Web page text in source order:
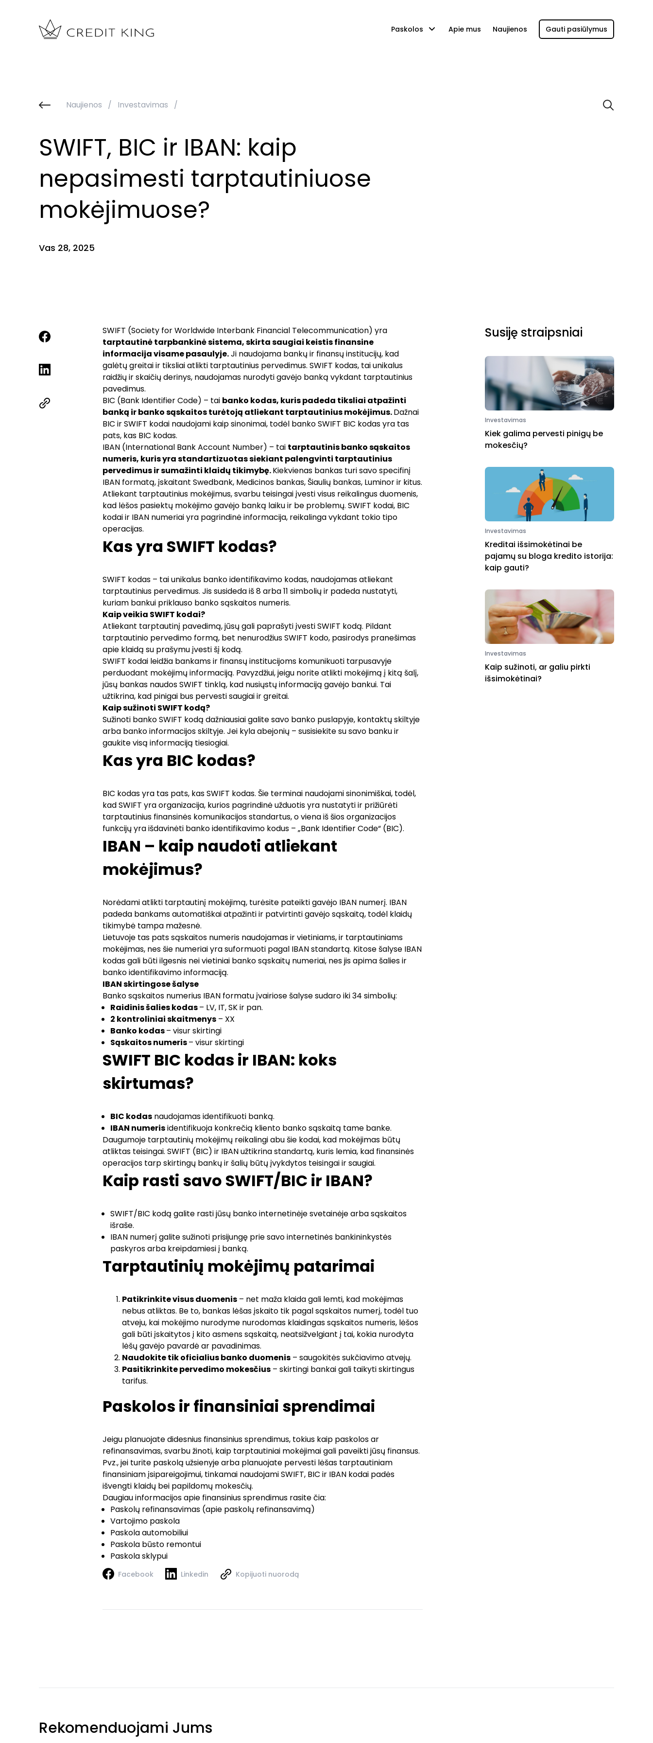
Paskolos Apie mus Naujienos Gauti pasiūlymus
Naujienos / Investavimas /
SWIFT, BIC ir IBAN: kaip
nepasimesti tarptautiniuose
mokėjimuose?
Vas 28, 2025
SWIFT (Society for Worldwide Interbank Financial Telecommunication) yra
tarptautinė tarpbankinė sistema, skirta saugiai keistis finansine
informacija visame pasaulyje.Ji naudojama bankų ir finansų institucijų, kad
galėtų greitai ir tiksliai atlikti tarptautinius pervedimus. SWIFT kodas, tai unikalus
raidžių ir skaičių derinys, naudojamas nurodyti gavėjo banką vykdant tarptautinius
pavedimus.
BIC (Bank Identifier Code) – tai banko kodas, kuris padeda tiksliai atpažinti
banką ir banko sąskaitos turėtoją atliekant tarptautinius mokėjimus.Dažnai
BIC ir SWIFT kodai naudojami kaip sinonimai, todėl banko SWIFT BIC kodas yra tas
pats, kas BIC kodas.
IBAN (International Bank Account Number) – tai tarptautinis banko sąskaitos
numeris, kuris yra standartizuotas siekiant palengvinti tarptautinius
pervedimus ir sumažinti klaidų tikimybę.Kiekvienas bankas turi savo specifinį
IBAN formatą, įskaitant Swedbank, Medicinos bankas, Šiaulių bankas, Luminor ir kitus.
Atliekant tarptautinius mokėjimus, svarbu teisingai įvesti visus reikalingus duomenis,
kad lėšos pasiektų mokėjimo gavėjo banką laiku ir be problemų. SWIFT kodai, BIC
kodai ir IBAN numeriai yra pagrindinė informacija, reikalinga vykdant tokio tipo
operacijas.
Kas yra SWIFT kodas?
SWIFT kodas – tai unikalus banko identifikavimo kodas, naudojamas atliekant
tarptautinius pervedimus. Jis susideda iš 8 arba 11 simbolių ir padeda nustatyti,
kuriam bankui priklauso banko sąskaitos numeris.
Kaip veikia SWIFT kodai?
Atliekant tarptautinį pavedimą, jūsų gali paprašyti įvesti SWIFT kodą. Pildant
tarptautinio pervedimo formą, bet nenurodžius SWIFT kodo, pasirodys pranešimas
apie klaidą su prašymu įvesti šį kodą.
SWIFT kodai leidžia bankams ir finansų institucijoms komunikuoti tarpusavyje
perduodant mokėjimų informaciją. Pavyzdžiui, jeigu norite atlikti mokėjimą į kitą šalį,
jūsų bankas naudos SWIFT tinklą, kad nusiųstų informaciją gavėjo bankui. Tai
užtikrina, kad pinigai bus pervesti saugiai ir greitai.
Kaip sužinoti SWIFT kodą?
Sužinoti banko SWIFT kodą dažniausiai galite savo banko puslapyje, kontaktų skiltyje
arba banko informacijos skiltyje. Jei kyla abejonių – susisiekite su savo banku ir
gaukite visą informaciją tiesiogiai.
Kas yra BIC kodas?
BIC kodas yra tas pats, kas SWIFT kodas. Šie terminai naudojami sinonimiškai, todėl,
kad SWIFT yra organizacija, kurios pagrindinė užduotis yra nustatyti ir prižiūrėti
tarptautinius finansinės komunikacijos standartus, o viena iš šios organizacijos
funkcijų yra išdavinėti banko identifikavimo kodus – „Bank Identifier Code“ (BIC).
IBAN – kaip naudoti atliekant
mokėjimus?
Norėdami atlikti tarptautinį mokėjimą, turėsite pateikti gavėjo IBAN numerį. IBAN
padeda bankams automatiškai atpažinti ir patvirtinti gavėjo sąskaitą, todėl klaidų
tikimybė tampa mažesnė.
Lietuvoje tas pats sąskaitos numeris naudojamas ir vietiniams, ir tarptautiniams
mokėjimas, nes šie numeriai yra suformuoti pagal IBAN standartą. Kitose šalyse IBAN
kodas gali būti ilgesnis nei vietiniai banko sąskaitų numeriai, nes jis apima šalies ir
banko identifikavimo informaciją.
IBAN skirtingose šalyse
Banko sąskaitos numerius IBAN formatu įvairiose šalyse sudaro iki 34 simbolių:
Raidinis šalies kodas– LV, IT, SK ir pan.
2 kontroliniai skaitmenys – XX
Banko kodas– visur skirtingi
Sąskaitos numeris– visur skirtingi
SWIFT BIC kodas ir IBAN: koks
skirtumas?
BIC kodas naudojamas identifikuoti banką.
IBAN numerisidentifikuoja konkrečią kliento banko sąskaitą tame banke.
Daugumoje tarptautinių mokėjimų reikalingi abu šie kodai, kad mokėjimas būtų
atliktas teisingai. SWIFT (BIC) ir IBAN užtikrina standartą, kuris lemia, kad finansinės
operacijos tarp skirtingų bankų ir šalių būtų įvykdytos teisingai ir saugiai.
Kaip rasti savo SWIFT/BIC ir IBAN?
SWIFT/BIC kodą galite rasti jūsų banko internetinėje svetainėje arba sąskaitos
išraše.
IBAN numerį galite sužinoti prisijungę prie savo internetinės bankininkystės
paskyros arba kreipdamiesi į banką.
Tarptautinių mokėjimų patarimai
Patikrinkite visus duomenis – net maža klaida gali lemti, kad mokėjimas
nebus atliktas. Be to, bankas lėšas įskaito tik pagal sąskaitos numerį, todėl tuo
atveju, kai mokėjimo nurodyme nurodomas klaidingas sąskaitos numeris, lėšos
gali būti įskaitytos į kito asmens sąskaitą, neatsižvelgiant į tai, kokia nurodyta
lėšų gavėjo pavardė ar pavadinimas.
Naudokite tik oficialius banko duomenis – saugokitės sukčiavimo atvejų.
Pasitikrinkite pervedimo mokesčius – skirtingi bankai gali taikyti skirtingus
tarifus.
Paskolos ir finansiniai sprendimai
Jeigu planuojate didesnius finansinius sprendimus, tokius kaip paskolos ar
refinansavimas, svarbu žinoti, kaip tarptautiniai mokėjimai gali paveikti jūsų finansus.
Pvz., jei turite paskolą užsienyje arba planuojate pervesti lėšas tarptautiniam
finansiniam įsipareigojimui, tinkamai naudojami SWIFT, BIC ir IBAN kodai padės
išvengti klaidų bei papildomų mokesčių.
Daugiau informacijos apie finansinius sprendimus rasite čia:
Paskolų refinansavimas (apie paskolų refinansavimą)
Vartojimo paskola
Paskola automobiliui
Paskola būsto remontui
Paskola sklypui
Facebook Linkedin Kopijuoti nuorodą
Susiję straipsniai
Investavimas
Kiek galima pervesti pinigų be
mokesčių?
Investavimas
Kreditai išsimokėtinai be
pajamų su bloga kredito istorija:
kaip gauti?
Investavimas
Kaip sužinoti, ar galiu pirkti
išsimokėtinai?
Rekomenduojami Jums